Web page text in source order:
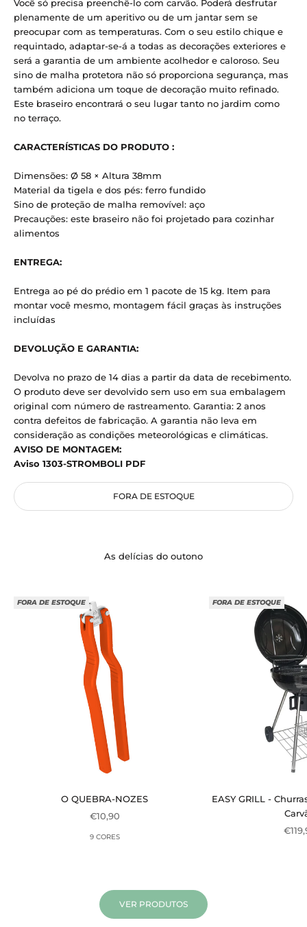
Você só precisa preenchê-lo com carvão. Poderá desfrutar
plenamente de um aperitivo ou de um jantar sem se
preocupar com as temperaturas. Com o seu estilo chique e
requintado, adaptar-se-á a todas as decorações exteriores e
será a garantia de um ambiente acolhedor e caloroso. Seu
sino de malha protetora não só proporciona segurança, mas
também adiciona um toque de decoração muito refinado.
Este braseiro encontrará o seu lugar tanto no jardim como
no terraço.
CARACTERÍSTICAS DO PRODUTO :
Dimensões: Ø 58 × Altura 38mm
Material da tigela e dos pés: ferro fundido
Sino de proteção de malha removível: aço
Precauções: este braseiro não foi projetado para cozinhar
alimentos
ENTREGA:
Entrega ao pé do prédio em 1 pacote de 15 kg. Item para
montar você mesmo, montagem fácil graças às instruções
incluídas
DEVOLUÇÃO E GARANTIA:
Devolva no prazo de 14 dias a partir da data de recebimento.
O produto deve ser devolvido sem uso em sua embalagem
original com número de rastreamento. Garantia: 2 anos
contra defeitos de fabricação. A garantia não leva em
consideração as condições meteorológicas e climáticas.
AVISO DE MONTAGEM:
Aviso 1303-STROMBOLI PDF
FORA DE ESTOQUE
As delícias do outono
FORA DE ESTOQUE
O QUEBRA-NOZES
Preço de venda
€10,90
9 CORES
FORA DE ESTOQUE
EASY GRILL -
VER PRODUTOS